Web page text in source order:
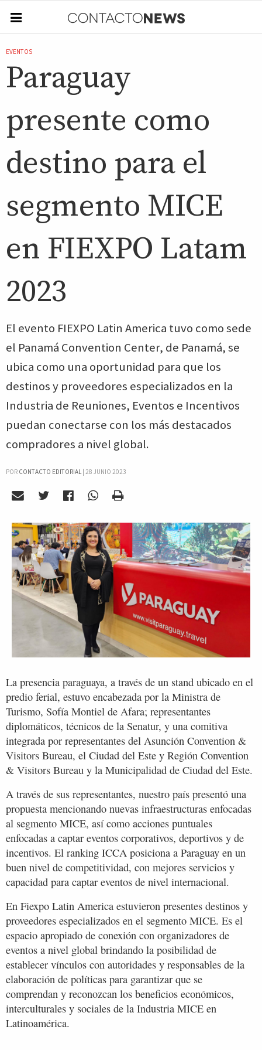
EVENTOS
Paraguay
presente como
destino para el
segmento MICE
en FIEXPO Latam
2023
El evento FIEXPO Latin America tuvo como sede
el Panamá Convention Center, de Panamá, se
ubica como una oportunidad para que los
destinos y proveedores especializados en la
Industria de Reuniones, Eventos e Incentivos
puedan conectarse con los más destacados
compradores a nivel global.
POR CONTACTO EDITORIAL| 28 JUNIO 2023
La presencia paraguaya, a través de un stand ubicado en el
predio ferial, estuvo encabezada por la Ministra de
Turismo, Sofía Montiel de Afara; representantes
diplomáticos, técnicos de la Senatur, y una comitiva
integrada por representantes del Asunción Convention &
Visitors Bureau, el Ciudad del Este y Región Convention
& Visitors Bureau y la Municipalidad de Ciudad del Este.
A través de sus representantes, nuestro país presentó una
propuesta mencionando nuevas infraestructuras enfocadas
al segmento MICE, así como acciones puntuales
enfocadas a captar eventos corporativos, deportivos y de
incentivos. El ranking ICCA posiciona a Paraguay en un
buen nivel de competitividad, con mejores servicios y
capacidad para captar eventos de nivel internacional.
En Fiexpo Latin America estuvieron presentes destinos y
proveedores especializados en el segmento MICE. Es el
espacio apropiado de conexión con organizadores de
eventos a nivel global brindando la posibilidad de
establecer vínculos con autoridades y responsables de la
elaboración de políticas para garantizar que se
comprendan y reconozcan los beneficios económicos,
interculturales y sociales de la Industria MICE en
Latinoamérica.